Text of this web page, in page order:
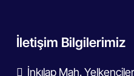
İletişim Bilgilerimiz
İnkılap Mah.